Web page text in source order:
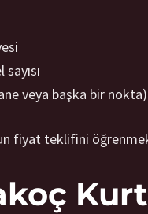
veya başka bir nokta)
fiyat teklifini